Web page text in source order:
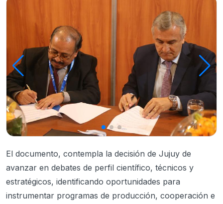
El documento, contempla la decisión de Jujuy de
avanzar en debates de perfil científico, técnicos y
estratégicos, identificando oportunidades para
instrumentar programas de producción, cooperación e